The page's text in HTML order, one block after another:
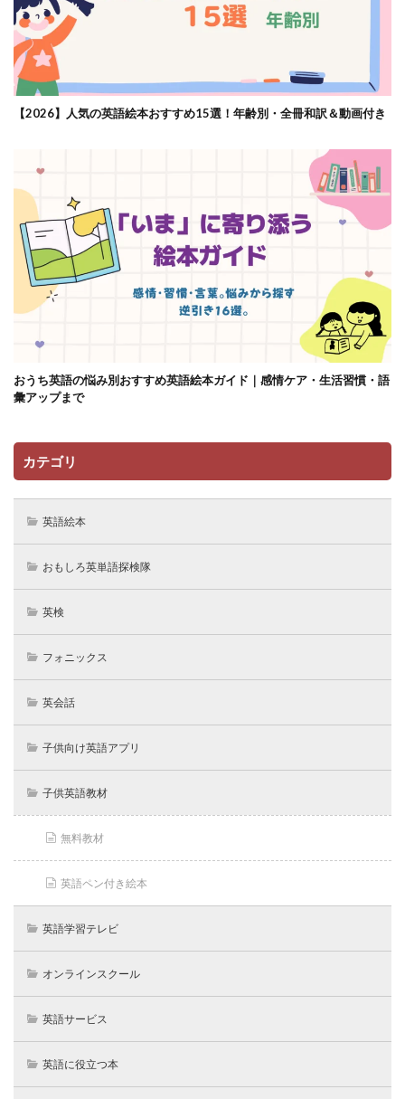
【2026】人気の英語絵本おすすめ15選！年齢別・全冊和訳＆動画付き
おうち英語の悩み別おすすめ英語絵本ガイド｜感情ケア・生活習慣・語
彙アップまで
カテゴリ
英語絵本
おもしろ英単語探検隊
英検
フォニックス
英会話
子供向け英語アプリ
子供英語教材
無料教材
英語ペン付き絵本
英語学習テレビ
オンラインスクール
英語サービス
英語に役立つ本